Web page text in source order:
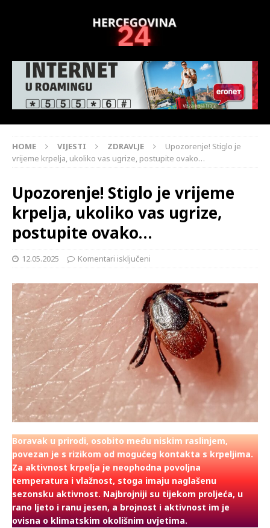
HOME VIJESTI ZDRAVLJE
Upozorenje! Stiglo je
vrijeme krpelja, ukoliko vas ugrize, postupite ovako…
Upozorenje! Stiglo je vrijeme
krpelja, ukoliko vas ugrize,
postupite ovako…
12.05.2025 Komentari isključeni
Boravak u prirodi, osobito među niskim raslinjem,
povezan je s rizikom od mogućeg kontakta s krpeljima.
Za aktivnost krpelja je neophodna povoljna
temperatura i vlažnost, stoga imaju naglašenu
sezonsku aktivnost. Najbrojniji su tijekom proljeća, u
rano ljeto i ranu jesen, a brojnost i aktivnost im je
ovisna o klimatskim okolišnim uvjetima.